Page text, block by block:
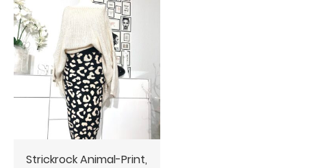
Strickrock Animal-Print,